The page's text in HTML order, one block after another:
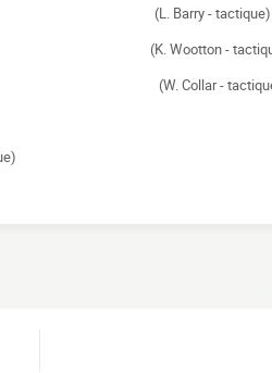
(L. Barry - tactique)
(K. Wootton -
(W. Collar -